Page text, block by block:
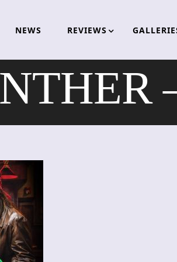
NEWS REVIEWS